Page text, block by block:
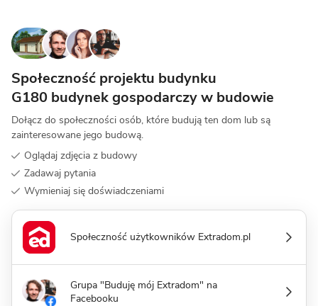
Społeczność projektu budynku
G180 budynek gospodarczy w budowie
Dołącz do społeczności osób, które budują ten dom lub są
zainteresowane jego budową.
Oglądaj zdjęcia z budowy
Zadawaj pytania
Wymieniaj się doświadczeniami
Społeczność użytkowników Extradom.pl
Grupa "Buduję mój Extradom" na
Facebooku